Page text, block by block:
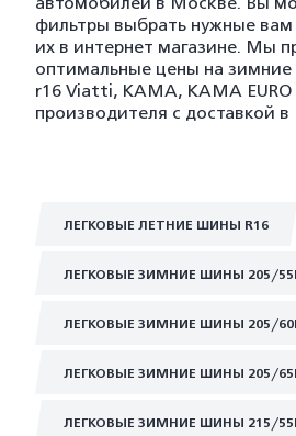
фильтры выбрать нужные
их в интернет магазине. Мы
оптимальные цены на зимние
r16 Viatti, KAMA, KAMA EURO
производителя с доставкой
ЛЕГКОВЫЕ ЛЕТНИЕ ШИНЫ R16
ЛЕГКОВЫЕ ЗИМНИЕ ШИНЫ 205/
ЛЕГКОВЫЕ ЗИМНИЕ ШИНЫ 205/
ЛЕГКОВЫЕ ЗИМНИЕ ШИНЫ 205/
ЛЕГКОВЫЕ ЗИМНИЕ ШИНЫ 215/